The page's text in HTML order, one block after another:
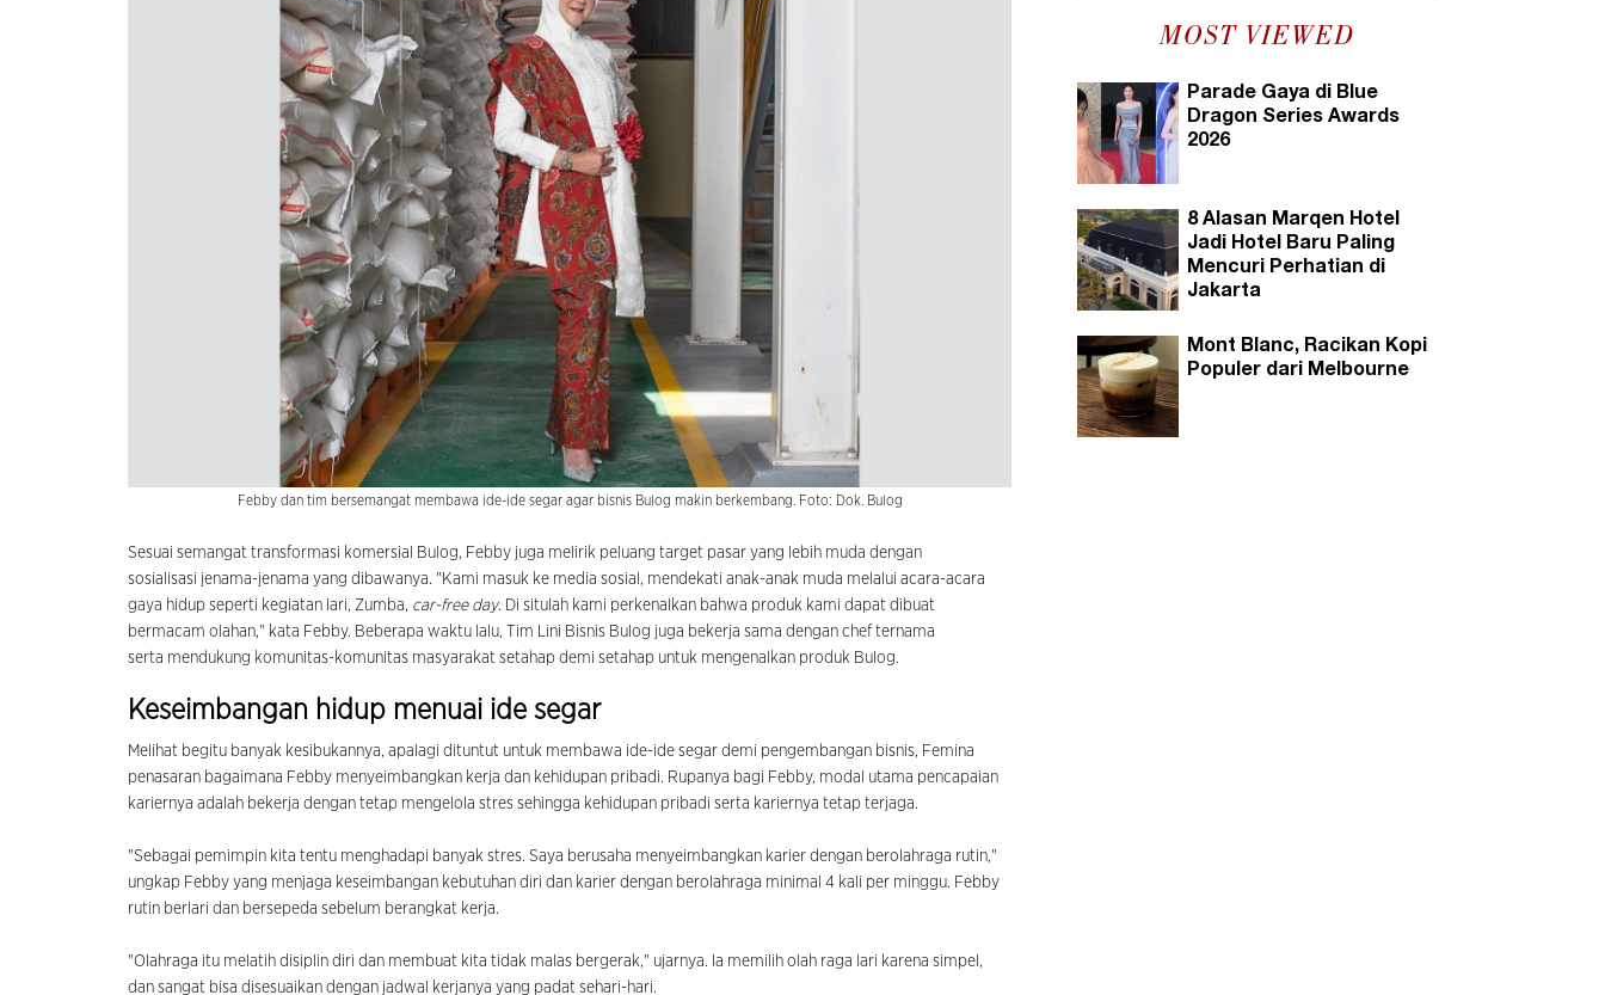
Febby dan tim bersemangat membawa ide-ide segar agar bisnis Bulog makin berkembang. Foto: Dok. Bulog
Sesuai semangat transformasi komersial Bulog, Febby juga melirik peluang target pasar yang lebih muda dengan
sosialisasi jenama-jenama yang dibawanya. "Kami masuk ke media sosial, mendekati anak-anak muda melalui acara-acara
gaya hidup seperti kegiatan lari, Zumba, car-free day. Di situlah kami perkenalkan bahwa produk kami dapat dibuat
bermacam olahan," kata Febby. Beberapa waktu lalu, Tim Lini Bisnis Bulog juga bekerja sama dengan chef ternama
serta mendukung komunitas-komunitas masyarakat setahap demi setahap untuk mengenalkan produk Bulog.
Keseimbangan hidup menuai ide segar
Melihat begitu banyak kesibukannya, apalagi dituntut untuk membawa ide-ide segar demi pengembangan bisnis, Femina
penasaran bagaimana Febby menyeimbangkan kerja dan kehidupan pribadi. Rupanya bagi Febby, modal utama pencapaian
kariernya adalah bekerja dengan tetap mengelola stres sehingga kehidupan pribadi serta kariernya tetap terjaga.
"Sebagai pemimpin kita tentu menghadapi banyak stres. Saya berusaha menyeimbangkan karier dengan berolahraga rutin,"
ungkap Febby yang menjaga keseimbangan kebutuhan diri dan karier dengan berolahraga minimal 4 kali per minggu. Febby
rutin berlari dan bersepeda sebelum berangkat kerja.
"Olahraga itu melatih disiplin diri dan membuat kita tidak malas bergerak," ujarnya. Ia memilih olah raga lari karena simpel,
dan sangat bisa disesuaikan dengan jadwal kerjanya yang padat sehari-hari.
MOST VIEWED
Parade Gaya di Blue
Dragon Series Awards
2026
8 Alasan Marqen Hotel
Jadi Hotel Baru Paling
Mencuri Perhatian di
Jakarta
Mont Blanc, Racikan Kopi
Populer dari Melbourne